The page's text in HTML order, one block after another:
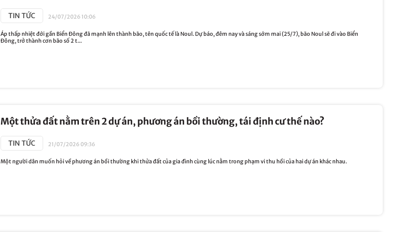
TIN TỨC 24/07/2026 10:06
Áp thấp nhiệt đới gần Biển Đông đã mạnh lên thành bão, tên quốc tế là Noul. Dự báo, đêm nay và sáng sớm mai (25/7), bão Noul sẽ đi vào Biển
Đông, trở thành cơn bão số 2 t...
Một thửa đất nằm trên 2 dự án, phương án bồi thường, tái định cư thế nào?
TIN TỨC 21/07/2026 09:36
Một người dân muốn hỏi về phương án bồi thường khi thửa đất của gia đình cùng lúc nằm trong phạm vi thu hồi của hai dự án khác nhau.